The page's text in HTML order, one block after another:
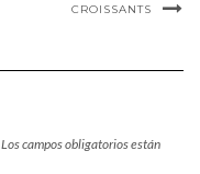
CROISSANTS
Los campos obligatorios están